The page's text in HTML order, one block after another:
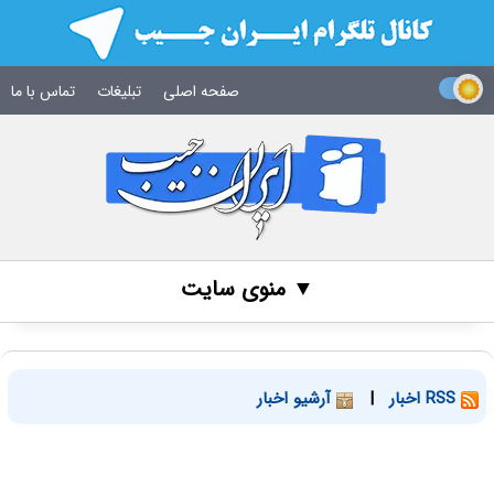
صفحه اصلی تبلیغات تماس با ما
▼ منوی سایت
| آرشیو اخبار